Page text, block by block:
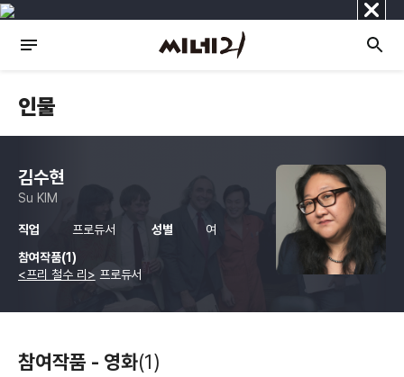
닫
기
인물
김수현
Su KIM
직업 프로듀서 성별
여
참여작품(1)
<프리 철수 리> 프로듀서
참여작품 - 영화(1)